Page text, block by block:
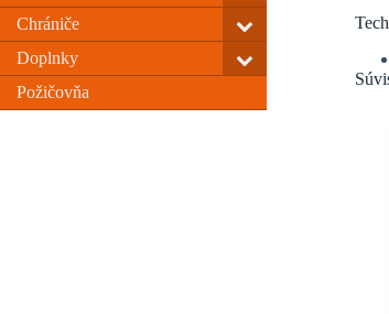
Chrániče
Doplnky
Požičovňa